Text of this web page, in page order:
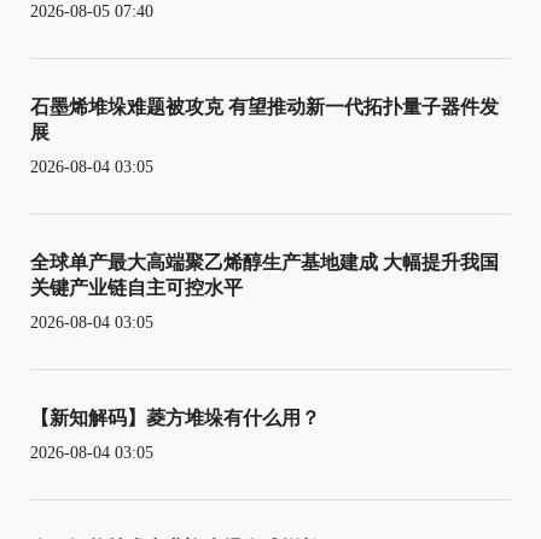
2026-08-05 07:40
石墨烯堆垛难题被攻克 有望推动新一代拓扑量子器件发
展
2026-08-04 03:05
全球单产最大高端聚乙烯醇生产基地建成 大幅提升我国
关键产业链自主可控水平
2026-08-04 03:05
【新知解码】菱方堆垛有什么用？
2026-08-04 03:05